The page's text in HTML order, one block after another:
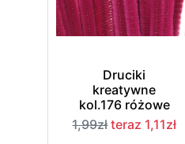
Druciki
kreatywne
kol.176 różowe
1,99zł teraz 1,11zł